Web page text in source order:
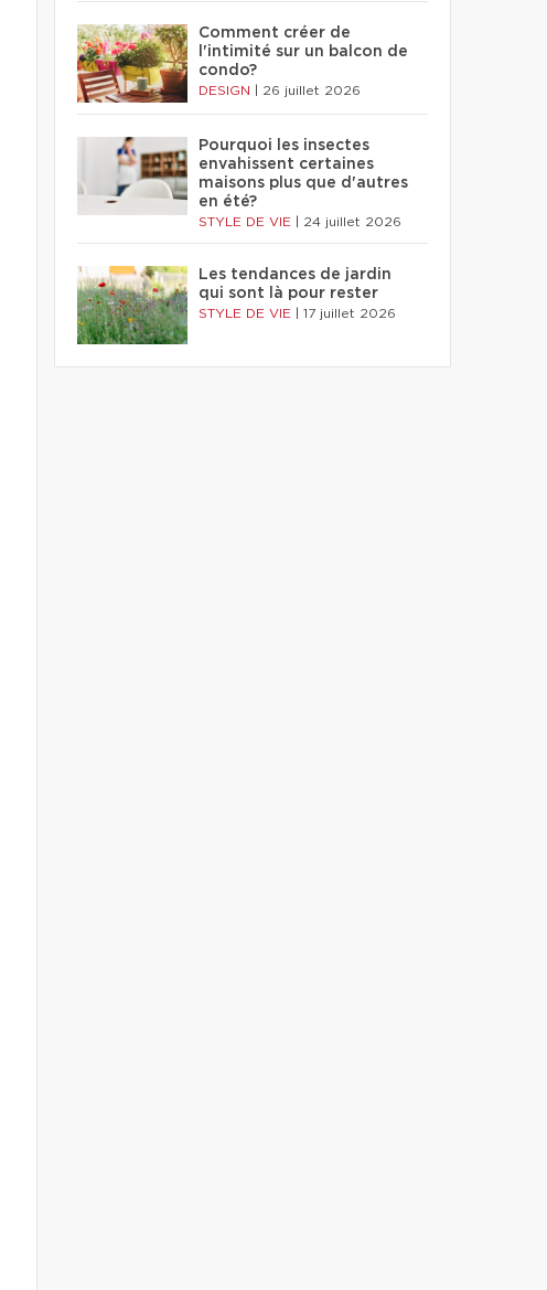
Comment créer de
l'intimité sur un balcon de
condo?
DESIGN 26 juillet 2026
Pourquoi les insectes
envahissent certaines
maisons plus que d'autres
en été?
STYLE DE VIE 24 juillet 2026
Les tendances de jardin
qui sont là pour rester
STYLE DE VIE 17 juillet 2026